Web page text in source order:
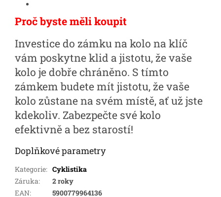
Proč byste měli koupit
Investice do zámku na kolo na klíč
vám poskytne klid a jistotu, že vaše
kolo je dobře chráněno. S tímto
zámkem budete mít jistotu, že vaše
kolo zůstane na svém místě, ať už jste
kdekoliv. Zabezpečte své kolo
efektivně a bez starostí!
Doplňkové parametry
Kategorie: Cyklistika
Záruka:
2 roky
EAN: 5900779964136